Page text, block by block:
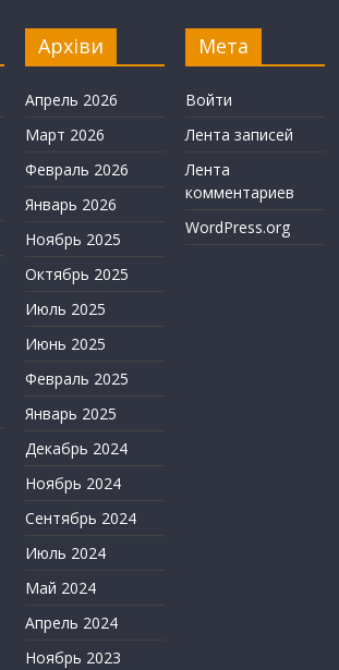
Архіви
Апрель 2026
Март 2026
Февраль 2026
Январь 2026
Ноябрь 2025
Октябрь 2025
Июль 2025
Июнь 2025
Февраль 2025
Январь 2025
Декабрь 2024
Ноябрь 2024
Сентябрь 2024
Июль 2024
Май 2024
Апрель 2024
Ноябрь 2023
Мета
Войти
Лента записей
Лента
комментариев
WordPress.org